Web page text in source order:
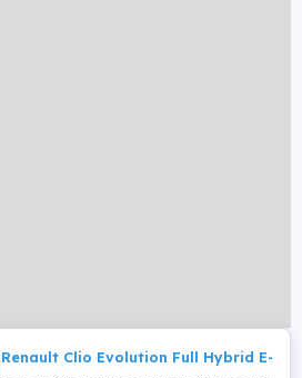
Renault Clio Evolution Full Hybrid E-